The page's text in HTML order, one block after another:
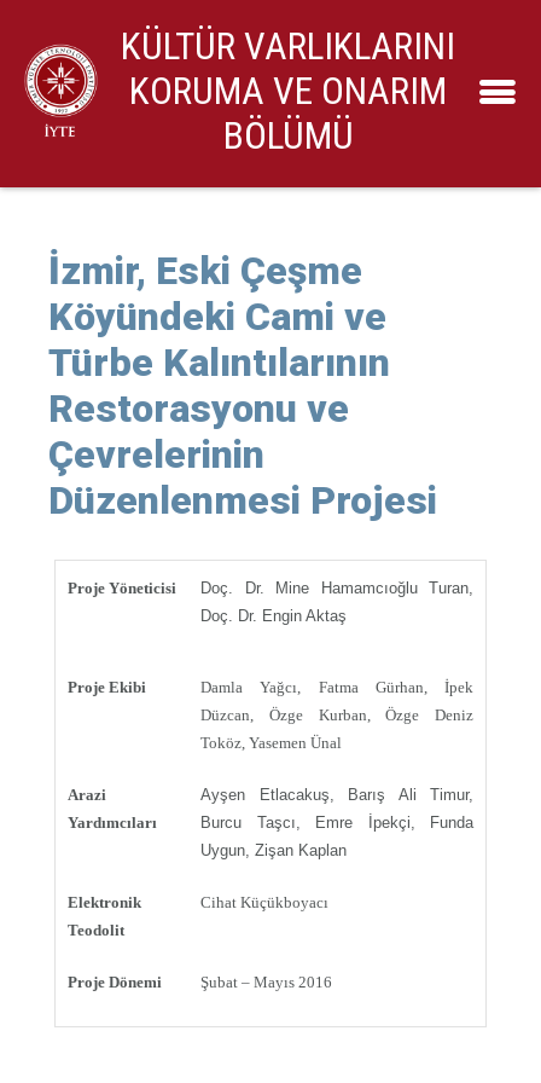
KÜLTÜR VARLIKLARINI
KORUMA VE ONARIM
BÖLÜMÜ
İzmir, Eski Çeşme
Köyündeki Cami ve
Türbe Kalıntılarının
Restorasyonu ve
Çevrelerinin
Düzenlenmesi Projesi
Proje Yöneticisi
Doç. Dr. Mine Hamamcıoğlu Turan,
Doç. Dr. Engin Aktaş
Proje Ekibi
Damla Yağcı, Fatma Gürhan, İpek
Düzcan, Özge Kurban, Özge Deniz
Toköz, Yasemen Ünal
Arazi
Yardımcıları
Ayşen Etlacakuş, Barış Ali Timur,
Burcu Taşcı, Emre İpekçi, Funda
Uygun, Zişan Kaplan
Elektronik
Teodolit
Cihat Küçükboyacı
Proje Dönemi Şubat – Mayıs 2016